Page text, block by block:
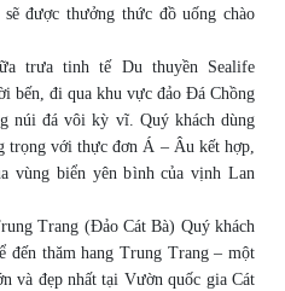
được thưởng thức đồ uống chào
trưa tinh tế Du thuyền Sealife
bến, đi qua khu vực đảo Đá Chồng
núi đá vôi kỳ vĩ. Quý khách dùng
trọng với thực đơn Á – Âu kết hợp,
vùng biển yên bình của vịnh Lan
Trang (Đảo Cát Bà) Quý khách
đến thăm hang Trung Trang – một
và đẹp nhất tại Vườn quốc gia Cát